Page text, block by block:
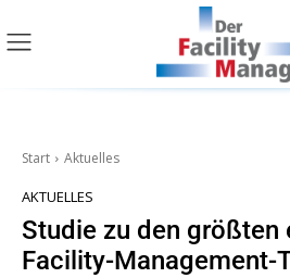
Start Aktuelles
AKTUELLES
Studie zu den größten
Facility-Management-